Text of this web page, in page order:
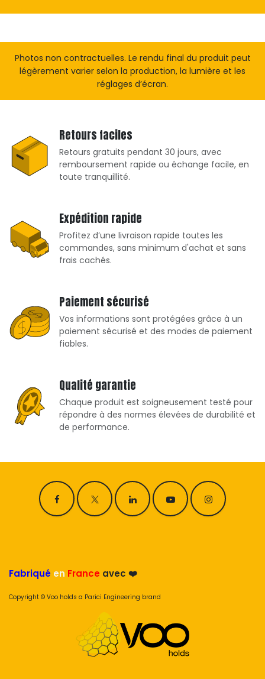
Photos non contractuelles. Le rendu final du produit peut
légèrement varier selon la production, la lumière et les
réglages d’écran.
Retours faciles
Retours gratuits pendant 30 jours, avec
remboursement rapide ou échange facile, en
toute tranquillité.
Expédition rapide
Profitez d’une livraison rapide toutes les
commandes, sans minimum d'achat et sans
frais cachés.
Paiement sécurisé
Vos informations sont protégées grâce à un
paiement sécurisé et des modes de paiement
fiables.
Qualité garantie
Chaque produit est soigneusement testé pour
répondre à des normes élevées de durabilité et
de performance.
Fabriqué en France avec ❤️
Copyright © Voo holds a Parici Engineering brand